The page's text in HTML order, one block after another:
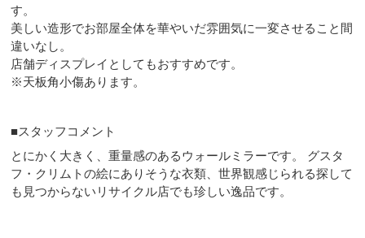
す。
美しい造形でお部屋全体を華やいだ雰囲気に一変させること間
違いなし。
店舗ディスプレイとしてもおすすめです。
※天板角小傷あります。
■スタッフコメント
とにかく大きく、重量感のあるウォールミラーです。 グスタ
フ・クリムトの絵にありそうな衣類、世界観感じられる探して
も見つからないリサイクル店でも珍しい逸品です。